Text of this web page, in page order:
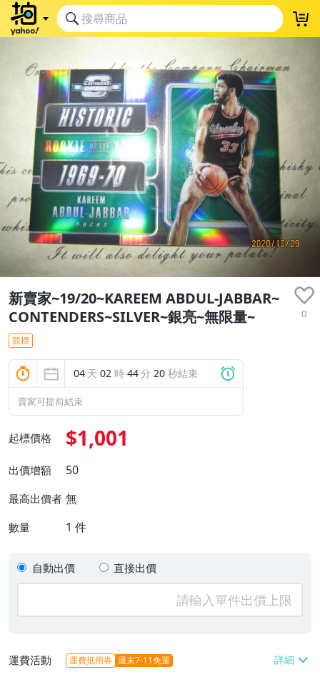
新賣家~19/20~KAREEM ABDUL-JABBAR~
CONTENDERS~SILVER~銀亮~無限量~
0
競標
04 天 02 時 44分 20 秒結束
賣家可提前結束
起標價格 $1,001
出價增額 50
最高出價者 無
數量 1 件
自動出價 直接出價
運費活動 運費抵用券 週末7-11免運